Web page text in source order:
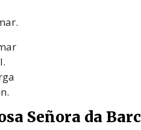
Señora da